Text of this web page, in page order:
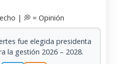
| 💭 = Opinión
fue elegida presidenta
la gestión 2026 – 2028.